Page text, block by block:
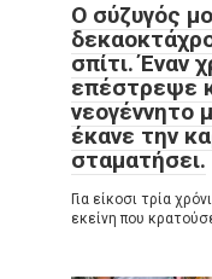
Ο σύζυγός
σπίτι. Έναν
επέστρεψε
νεογέννητο
έκανε την
σταματήσει.
Για είκοσι τρία
εκείνη που